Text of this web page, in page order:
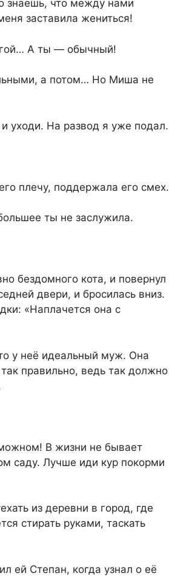
знаешь, что между нами
заставила жениться!
А ты — обычный!
а потом… Но Миша не
уходи. На развод я уже подал.
плечу, поддержала его смех.
ты не заслужила.
бездомного кота, и повернул
двери, и бросилась вниз.
«Наплачется она с
у неё идеальный муж. Она
правильно, ведь так должно
В жизни не бывает
саду. Лучше иди кур покорми
из деревни в город, где
стирать руками, таскать
ей Степан, когда узнал о её